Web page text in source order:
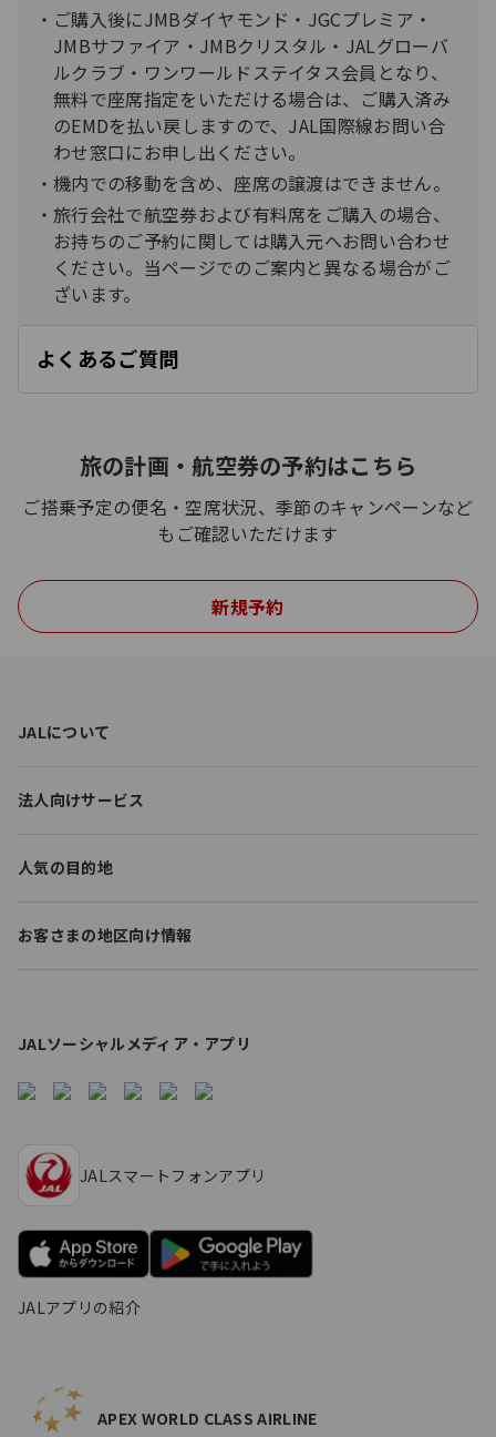
ご購入後にJMBダイヤモンド・JGCプレミア・
JMBサファイア・JMBクリスタル・JALグローバ
ルクラブ・ワンワールドステイタス会員となり、
無料で座席指定をいただける場合は、ご購入済み
のEMDを払い戻しますので、JAL国際線お問い合
わせ窓口にお申し出ください。
機内での移動を含め、座席の譲渡はできません。
旅行会社で航空券および有料席をご購入の場合、
お持ちのご予約に関しては購入元へお問い合わせ
ください。当ページでのご案内と異なる場合がご
ざいます。
よくあるご質問
く
旅の計画・航空券の予約はこちら
ご搭乗予定の便名・空席状況、季節のキャンペーンなど
もご確認いただけます
新規予約
o
e
i
s
JALについて
法人向けサービス
人気の目的地
お客さまの地区向け情報
JALソーシャルメディア・アプリ
JALスマートフォンアプリ
JALアプリの紹介
APEX WORLD CLASS AIRLINE